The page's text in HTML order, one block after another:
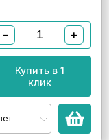
− +
Купить в 1
клик